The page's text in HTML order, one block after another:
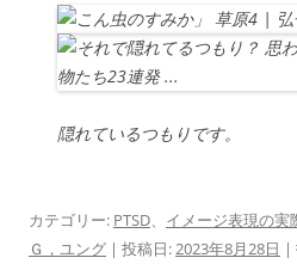
隠れているつもりです。
カテゴリー: PTSD、 イメージ表現の実
Ｇ，ユング | 投稿日:2023年8月28日 |